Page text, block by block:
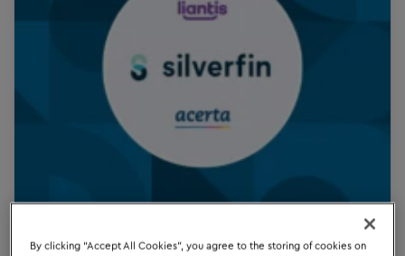
By clicking “Accept All Cookies”, you agree to the storing of cookies on